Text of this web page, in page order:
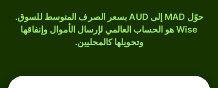
حوّل MAD إلى AUD بسعر الصرف المتوسط للسوق.
Wise هو الحساب العالمي لإرسال الأموال وإنفاقها
وتحويلها كالمحليين.